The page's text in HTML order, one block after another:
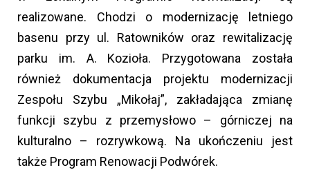
realizowane. Chodzi o modernizację letniego
basenu przy ul. Ratowników oraz rewitalizację
parku im. A. Kozioła. Przygotowana została
również dokumentacja projektu modernizacji
Zespołu Szybu „Mikołaj”, zakładająca zmianę
funkcji szybu z przemysłowo – górniczej na
kulturalno – rozrywkową. Na ukończeniu jest
także Program Renowacji Podwórek.